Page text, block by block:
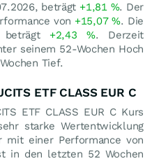
beträgt +1,81 %. Der
von +15,07%. Die
beträgt +2,43%. Derzeit
seinem 52-Wochen Hoch
Tief.
ETF CLASS EUR C
ETF CLASS EUR C Kurs
starke Wertentwicklung
mit einer Performance von
in den letzten 52 Wochen